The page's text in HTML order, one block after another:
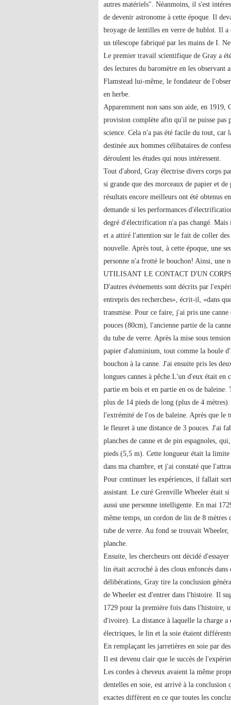
autres matériels". Néanmoins, il s'est
de devenir astronome à cette époque. Il
broyage de lentilles en verre de hublot. Il
un télescope fabriqué par les mains de I.
Le premier travail scientifique de Gray a
des lectures du baromètre en les
Flamstead lui-même, le fondateur de
en herbe.
Apparemment non sans son aide, en 1919,
provision complète afin qu'il ne puisse pas
science. Cela n'a pas été facile du tout,
destinée aux hommes célibataires de
déroulent les études qui nous intéressent.
Tout d'abord, Gray électrise divers corps
si grande que des morceaux de papier et
résultats encore meilleurs ont été obtenus
demande si les performances
degré d'électrification n'a pas changé.
et a attiré l'attention sur le fait de coller
nouvelle. Après tout, à cette époque, une
personne n'a frotté le bouchon! Ainsi, une
UTILISANT LE CONTACT D'UN
D'autres événements sont décrits par
entrepris des recherches», écrit-il, «dans
transmise. Pour ce faire, j'ai pris une canne
pouces (80cm), l'ancienne partie de la
du tube de verre. Après la mise sous
papier d'aluminium, tout comme la boule
bouchon à la canne. J'ai ensuite pris les
longues cannes à pêche.L'un d'eux était en
partie en bois et en partie en os de baleine.
plus de 14 pieds de long (plus de 4
l'extrémité de l'os de baleine. Après que le
le fleuret à une distance de 3 pouces. J'ai
planches de canne et de pin espagnoles,
pieds (5,5 m). Cette longueur était la
dans ma chambre, et j'ai constaté que
Pour continuer les expériences, il fallait
assistant. Le curé Grenville Wheeler était
aussi une personne intelligente. En mai
même temps, un cordon de lin de 8 mètres
tube de verre. Au fond se trouvait
planche.
Ensuite, les chercheurs ont décidé
lin était accroché à des clous enfoncés
délibérations, Gray tire la conclusion
de Wheeler est d'entrer dans l'histoire. Il
1729 pour la première fois dans l'histoire,
d'ivoire). La distance à laquelle la charge a
électriques, le lin et la soie étaient
En remplaçant les jarretières en soie par
Il est devenu clair que le succès de
Les cordes à cheveux avaient la même
dentelles en soie, est arrivé à la conclusion
exactes diffèrent en ce que toutes les